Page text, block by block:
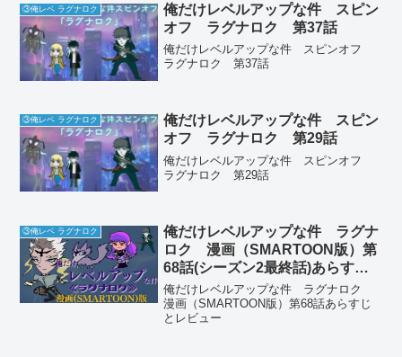
③俺レベ ラグナロク
俺だけレベルアップな件 スピン
オフ ラグナロク 第37話
俺だけレベルアップな件 スピンオフ
ラグナロク 第37話
③俺レベ ラグナロク
俺だけレベルアップな件 スピン
オフ ラグナロク 第29話
俺だけレベルアップな件 スピンオフ
ラグナロク 第29話
③俺レベ ラグナロク
俺だけレベルアップな件 ラグナ
ロク 漫画（SMARTOON版）第
68話(シーズン2最終話)あらすじ
とレビュー
俺だけレベルアップな件 ラグナロク
漫画（SMARTOON版）第68話あらすじ
とレビュー